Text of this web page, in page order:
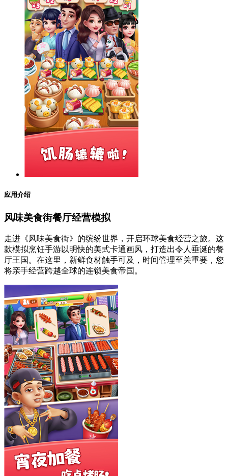
应用介绍
风味美食街餐厅经营模拟
走进《风味美食街》的缤纷世界，开启环球美食经营之旅。这
款模拟烹饪手游以明快的美式卡通画风，打造出令人垂涎的餐
厅王国。在这里，新鲜食材触手可及，时间管理至关重要，您
将亲手经营跨越全球的连锁美食帝国。